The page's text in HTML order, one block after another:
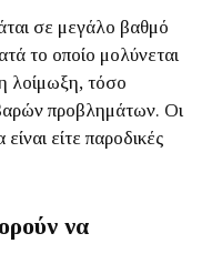
σε μεγάλο βαθμό
το οποίο μολύνεται
λοίμωξη, τόσο
προβλημάτων. Οι
είτε παροδικές
να